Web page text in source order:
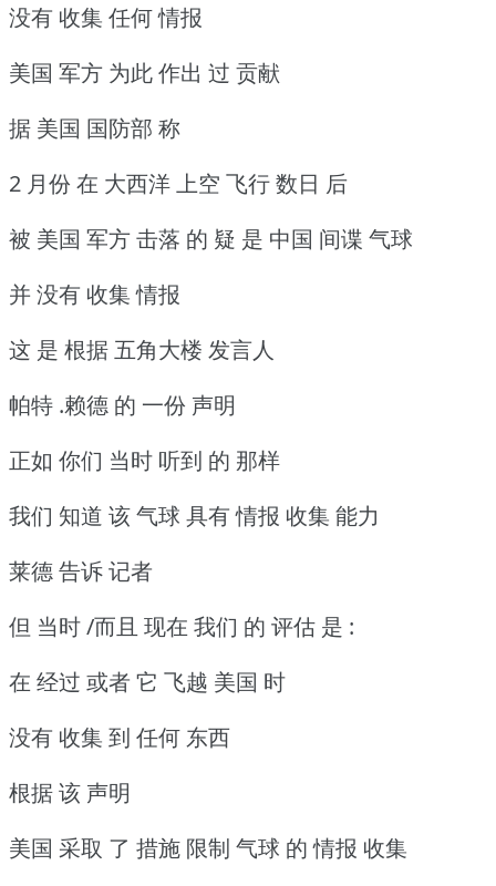
没有 收集 任何 情报
美国 军方 为此 作出 过 贡献
据 美国 国防部 称
2 月份 在 大西洋 上空 飞行 数日 后
被 美国 军方 击落 的 疑 是 中国 间谍 气球
并 没有 收集 情报
这 是 根据 五角大楼 发言人
帕特 .赖德 的 一份 声明
正如 你们 当时 听到 的 那样
我们 知道 该 气球 具有 情报 收集 能力
莱德 告诉 记者
但 当时 /而且 现在 我们 的 评估 是 :
在 经过 或者 它 飞越 美国 时
没有 收集 到 任何 东西
根据 该 声明
美国 采取 了 措施 限制 气球 的 情报 收集